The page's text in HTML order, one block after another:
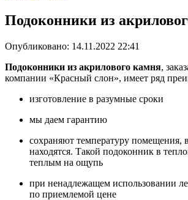
Подоконники из
Опубликовано: 14.11.2022 22:41
Подоконники из акрилового камня,
компании «Красный слон», имеет ряд
изготовление в разумные сроки
мы даем гарантию
сохраняют температуру помещения,
находятся. Такой подоконник в
теплым на ощупь
при ненадлежащем использовании
по приемлемой цене